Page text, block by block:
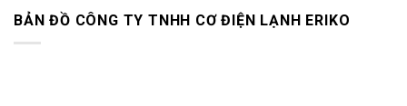
BẢN ĐỒ CÔNG TY TNHH CƠ ĐIỆN LẠNH ERIKO